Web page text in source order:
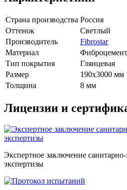
Страна производства Россия
Оттенок
Светлый
Производитель
Fibrostar
Материал
Фиброцемент
Тип покрытия
Глянцевая
Размер
190х3000 мм
Толщина
8 мм
Лицензии и
Экспертное заключение
экспертизы